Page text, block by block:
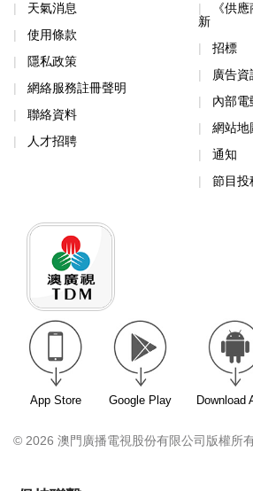
天氣消息
使用條款
隱私政策
網絡服務註冊聲明
聯絡資料
人才招聘
《供
新
招標
廣告資
內部電
網站地
通知
節目投
App Store Google Play Download
© 2026 澳門廣播電視股份有限公司版權所